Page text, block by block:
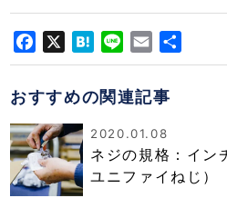
FacebookHatena
Line Email
有
おすすめの関連記事
2020.01.08
ネジの規格：イン
ユニファイねじ）